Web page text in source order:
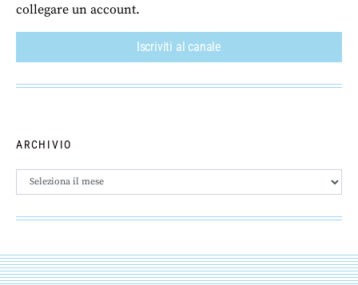
collegare un account.
Iscriviti al canale
ARCHIVIO
Archivio